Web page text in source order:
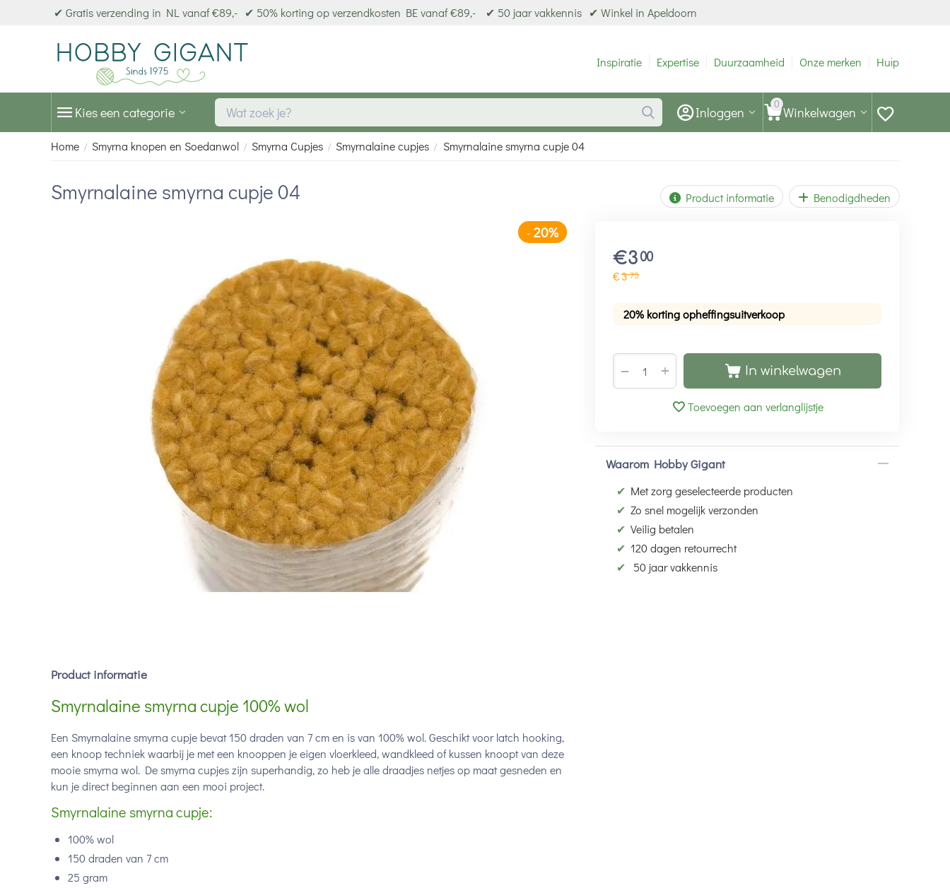
✔ Gratis verzending in NL vanaf €89,- ✔ 50% korting op verzendkosten BE vanaf €89,- ✔ 50 jaar vakkennis ✔ Winkel in Apeldoorn
Inspiratie Expertise Duurzaamheid Onze merken Hulp
Kies een categorie 0 Winkelwagen
Inloggen
Home / Smyrna knopen en Soedanwol / Smyrna Cupjes / Smyrnalaine cupjes / Smyrnalaine smyrna cupje 04
Smyrnalaine smyrna cupje 04 Product informatie Benodigdheden
€3 00
€375
20% korting opheffingsuitverkoop
+
− In winkelwagen
Toevoegen aan verlanglijstje
Waarom Hobby Gigant
✔ Met zorg geselecteerde producten
✔ Zo snel mogelijk verzonden
✔ Veilig betalen
✔ 120 dagen retourrecht
✔
50 jaar vakkennis
Product informatie
Smyrnalaine smyrna cupje 100% wol
Een Smyrnalaine smyrna cupje bevat 150 draden van 7 cm en is van 100% wol. Geschikt voor latch hooking,
een knoop techniek waarbij je met een knooppen je eigen vloerkleed, wandkleed of kussen knoopt van deze
mooie smyrna wol. De smyrna cupjes zijn superhandig, zo heb je alle draadjes netjes op maat gesneden en
kun je direct beginnen aan een mooi project.
Smyrnalaine smyrna cupje:
100% wol
150 draden van 7 cm
25 gram